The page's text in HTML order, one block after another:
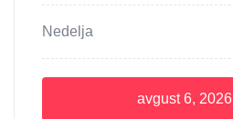
Nedelja
avgust 6, 2026